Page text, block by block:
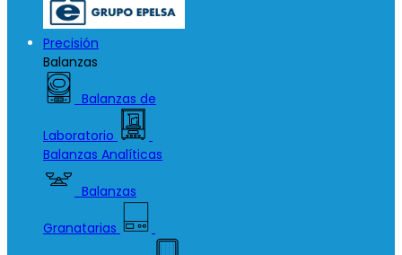
Precisión
Balanzas
Balanzas de
Laboratorio
Balanzas Analíticas
Balanzas
Granatarias